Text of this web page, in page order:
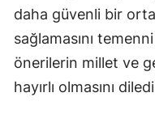
daha güvenli bir
sağlamasını
önerilerin millet ve
hayırlı olmasını